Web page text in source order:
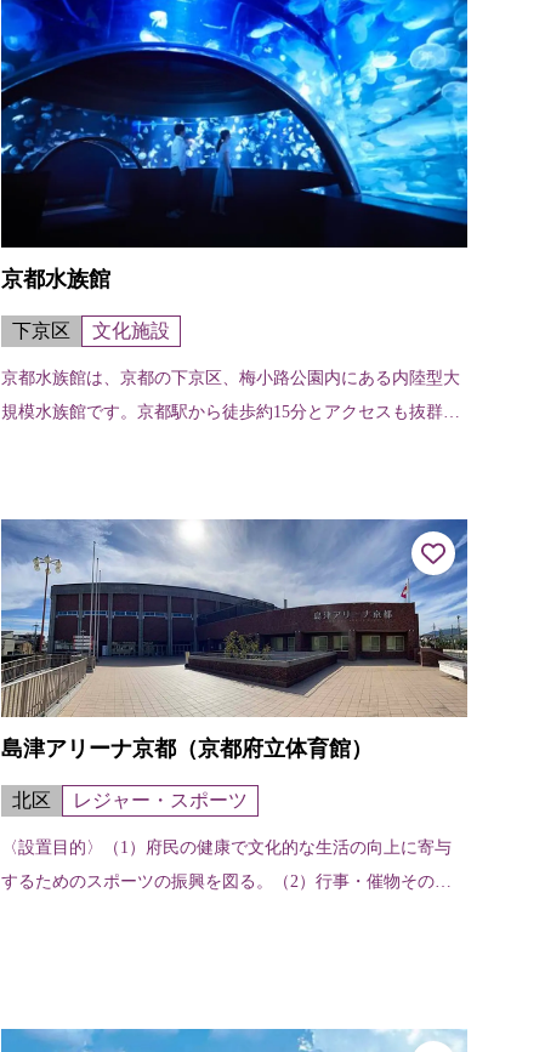
京都水族館
下京区 文化施設
京都水族館は、京都の下京区、梅小路公園内にある内陸型大
規模水族館です。京都駅から徒歩約15分とアクセスも抜群で
島津アリーナ京都（京都府立体育館）
北区 レジャー・スポーツ
〈設置目的〉（1）府民の健康で文化的な生活の向上に寄与
するためのスポーツの振興を図る。（2）行事・催物その他